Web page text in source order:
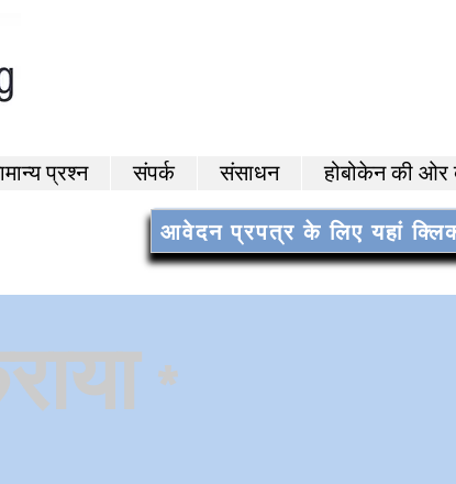
प्रश्न संपर्क संसाधन होबोकेन की ओर
आवेदन प्रपत्र के लिए यहां
*